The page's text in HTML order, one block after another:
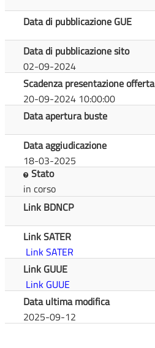
Data di pubblicazione GUE
Data di pubblicazione sito
02-09-2024
Scadenza presentazione offerta
20-09-2024 10:00:00
Data apertura buste
Data aggiudicazione
18-03-2025
Stato
in corso
Link BDNCP
Link SATER
Link SATER
Link GUUE
Link GUUE
Data ultima modifica
2025-09-12